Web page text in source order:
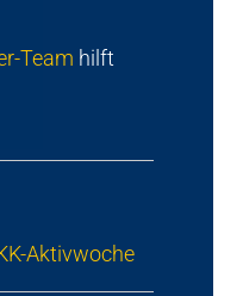
Team hilft
Aktivwoche